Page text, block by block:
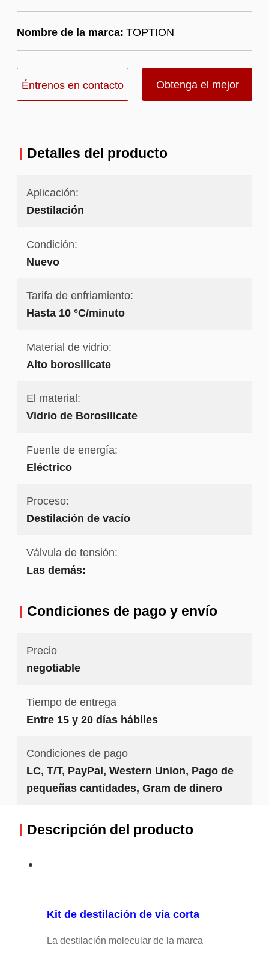
Nombre de la marca: TOPTION
Éntrenos en contacto Obtenga el mejor
Detalles del producto
Aplicación:
Destilación
Condición:
Nuevo
Tarifa de enfriamiento:
Hasta 10 °C/minuto
Material de vidrio:
Alto borosilicate
El material:
Vidrio de Borosilicate
Fuente de energía:
Eléctrico
Proceso:
Destilación de vacío
Válvula de tensión:
Las demás:
Condiciones de pago y envío
Precio
negotiable
Tiempo de entrega
Entre 15 y 20 días hábiles
Condiciones de pago
LC, T/T, PayPal, Western Union, Pago de
pequeñas cantidades, Gram de dinero
Descripción del producto
Kit de destilación de vía corta
La destilación molecular de la marca